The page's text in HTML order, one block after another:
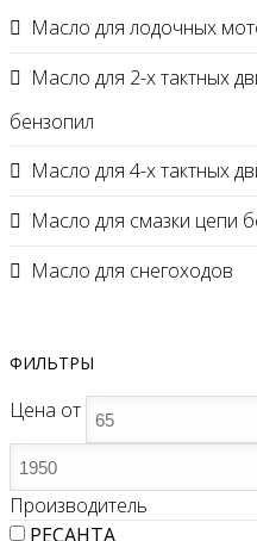
Масло для лодочных
Масло для 2-х тактных
бензопил
Масло для 4-х тактных
Масло для смазки цепи
Масло для снегоходов
ФИЛЬТРЫ
Цена от
Производитель
РЕСАНТА